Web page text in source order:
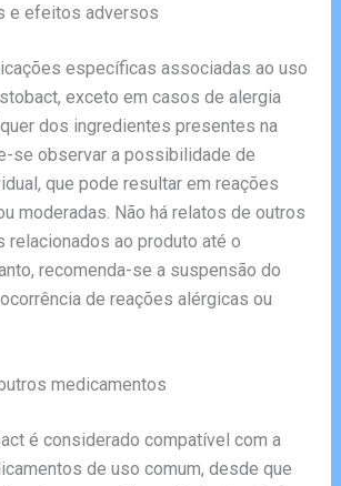
e efeitos adversos
específicas associadas ao uso
exceto em casos de alergia
dos ingredientes presentes na
se observar a possibilidade de
que pode resultar em reações
moderadas. Não há relatos de outros
ao produto até o
recomenda-se a suspensão do
de reações alérgicas ou
medicamentos
é considerado compatível com a
de uso comum, desde que